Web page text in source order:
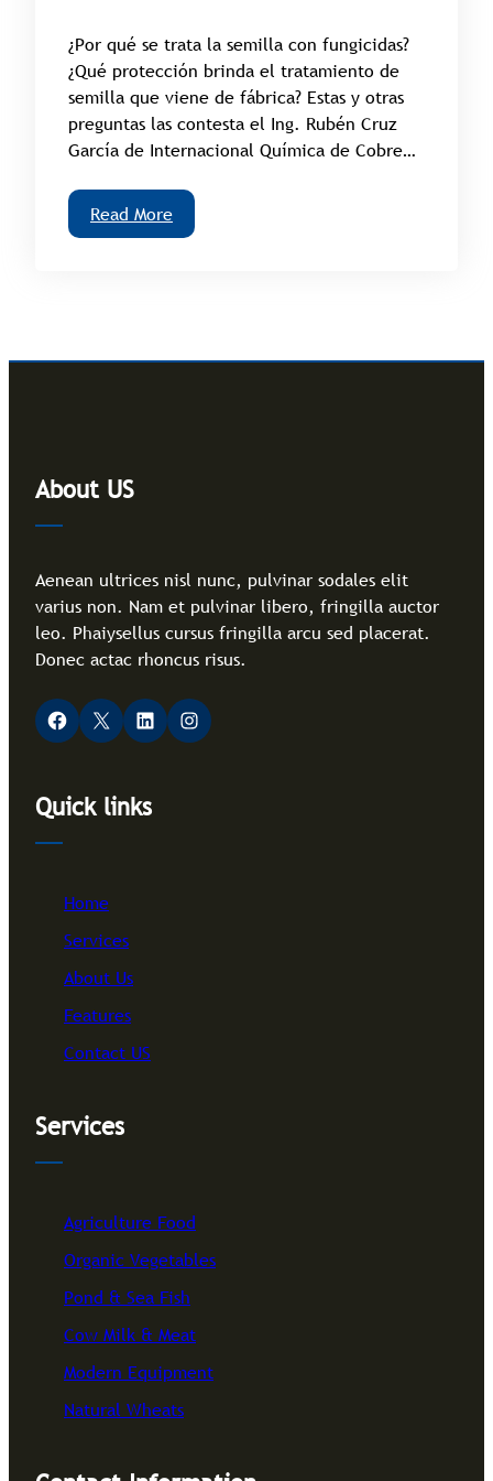
¿Por qué se trata la semilla con fungicidas?
¿Qué protección brinda el tratamiento de
semilla que viene de fábrica? Estas y otras
preguntas las contesta el Ing. Rubén Cruz
García de Internacional Química de Cobre…
Read More
About US
Aenean ultrices nisl nunc, pulvinar sodales elit
varius non. Nam et pulvinar libero, fringilla auctor
leo. Phaiysellus cursus fringilla arcu sed placerat.
Donec actac rhoncus risus.
Facebook X LinkedIn Instagram
Quick links
Home
Services
About Us
Features
Contact US
Services
Agriculture Food
Organic Vegetables
Pond & Sea Fish
Cow Milk & Meat
Modern Equipment
Natural Wheats